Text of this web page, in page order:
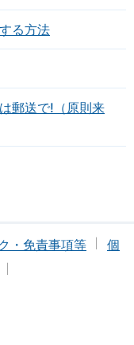
る方法
郵送で!（原則来
・免責事項等
個